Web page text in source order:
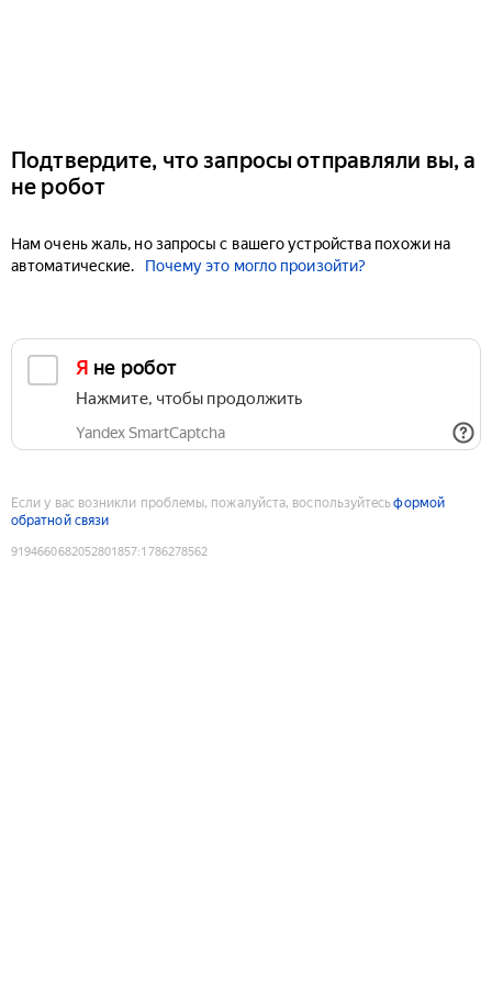
Подтвердите, что запросы отправляли вы, а
не робот
Нам очень жаль, но запросы с вашего устройства похожи на
автоматические.
Почему это могло произойти?
Я не робот
Нажмите, чтобы продолжить
Yandex SmartCaptcha
Если у вас возникли проблемы, пожалуйста, воспользуйтесьформой
обратной связи
9194660682052801857:1786278562